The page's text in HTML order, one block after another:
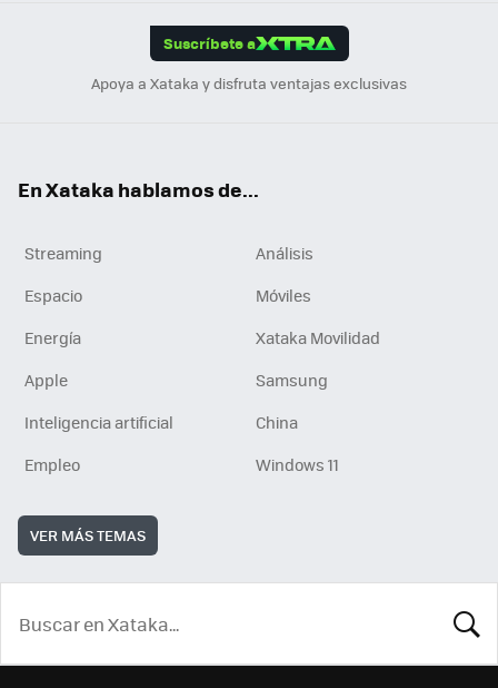
Suscríbete a
Apoya a Xataka y disfruta ventajas exclusivas
En Xataka hablamos de...
Streaming
Análisis
Espacio
Móviles
Energía
Xataka Movilidad
Apple
Samsung
Inteligencia artificial
China
Empleo
Windows 11
VER MÁS TEMAS